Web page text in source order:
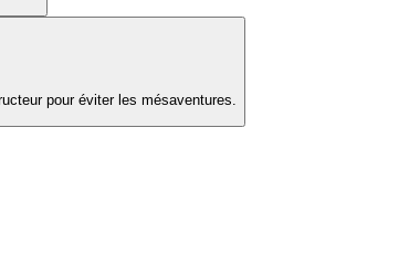
pour éviter les mésaventures.